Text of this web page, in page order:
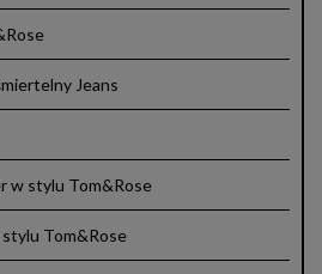
Jeans
w stylu Tom&Rose
Tom&Rose